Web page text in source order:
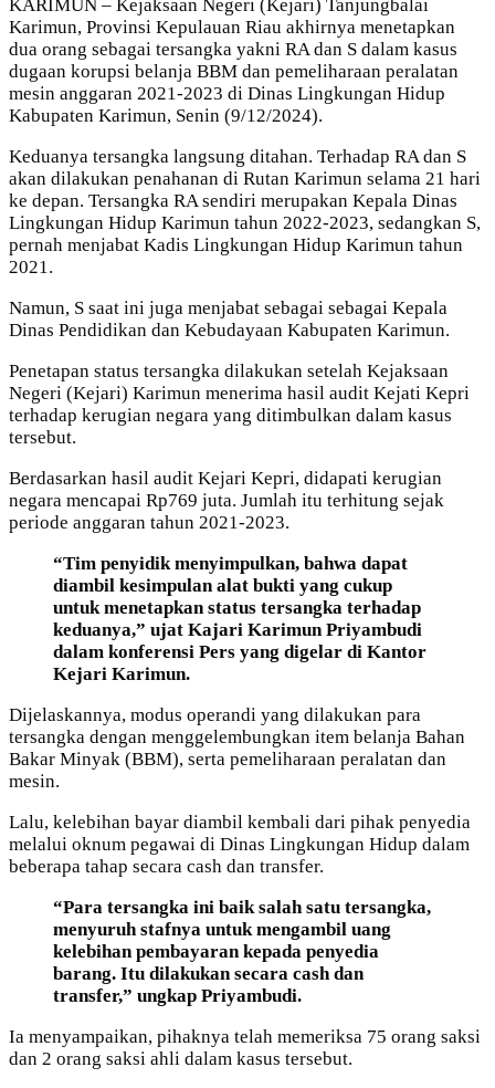
KARIMUN – Kejaksaan Negeri (Kejari) Tanjungbalai
Karimun, Provinsi Kepulauan Riau akhirnya menetapkan
dua orang sebagai tersangka yakni RA dan S dalam kasus
dugaan korupsi belanja BBM dan pemeliharaan peralatan
mesin anggaran 2021-2023 di Dinas Lingkungan Hidup
Kabupaten Karimun, Senin (9/12/2024).
Keduanya tersangka langsung ditahan. Terhadap RA dan S
akan dilakukan penahanan di Rutan Karimun selama 21 hari
ke depan. Tersangka RA sendiri merupakan Kepala Dinas
Lingkungan Hidup Karimun tahun 2022-2023, sedangkan S,
pernah menjabat Kadis Lingkungan Hidup Karimun tahun
2021.
Namun, S saat ini juga menjabat sebagai sebagai Kepala
Dinas Pendidikan dan Kebudayaan Kabupaten Karimun.
Penetapan status tersangka dilakukan setelah Kejaksaan
Negeri (Kejari) Karimun menerima hasil audit Kejati Kepri
terhadap kerugian negara yang ditimbulkan dalam kasus
tersebut.
Berdasarkan hasil audit Kejari Kepri, didapati kerugian
negara mencapai Rp769 juta. Jumlah itu terhitung sejak
periode anggaran tahun 2021-2023.
“Tim penyidik menyimpulkan, bahwa dapat
diambil kesimpulan alat bukti yang cukup
untuk menetapkan status tersangka terhadap
keduanya,” ujat Kajari Karimun Priyambudi
dalam konferensi Pers yang digelar di Kantor
Kejari Karimun.
Dijelaskannya, modus operandi yang dilakukan para
tersangka dengan menggelembungkan item belanja Bahan
Bakar Minyak (BBM), serta pemeliharaan peralatan dan
mesin.
Lalu, kelebihan bayar diambil kembali dari pihak penyedia
melalui oknum pegawai di Dinas Lingkungan Hidup dalam
beberapa tahap secara cash dan transfer.
“Para tersangka ini baik salah satu tersangka,
menyuruh stafnya untuk mengambil uang
kelebihan pembayaran kepada penyedia
barang. Itu dilakukan secara cash dan
transfer,” ungkap Priyambudi.
Ia menyampaikan, pihaknya telah memeriksa 75 orang saksi
dan 2 orang saksi ahli dalam kasus tersebut.